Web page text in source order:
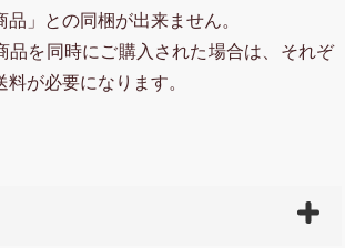
」との同梱が出来ません。
品を同時にご購入された場合は、それぞ
が必要になります。